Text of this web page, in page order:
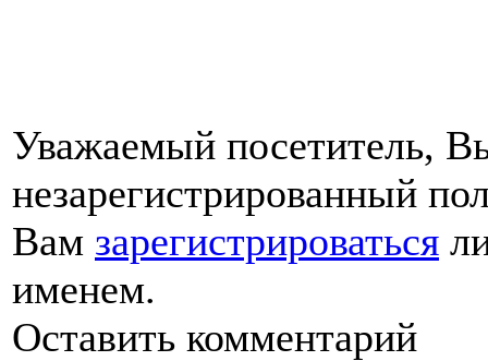
Уважаемый посетитель,
незарегистрированный
Вам зарегистрироваться
именем.
Оставить комментарий